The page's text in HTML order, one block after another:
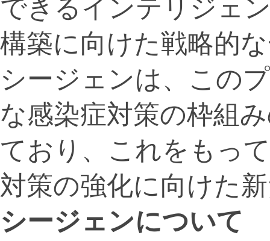
できるインテリジェ
構築に向けた戦略的
シージェンは、この
な感染症対策の枠組
ており、これをもっ
対策の強化に向けた
シージェンについて